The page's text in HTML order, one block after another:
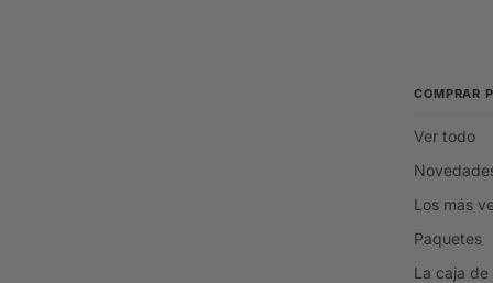
COMPRAR
Ver todo
Los más
Paquetes
La caja